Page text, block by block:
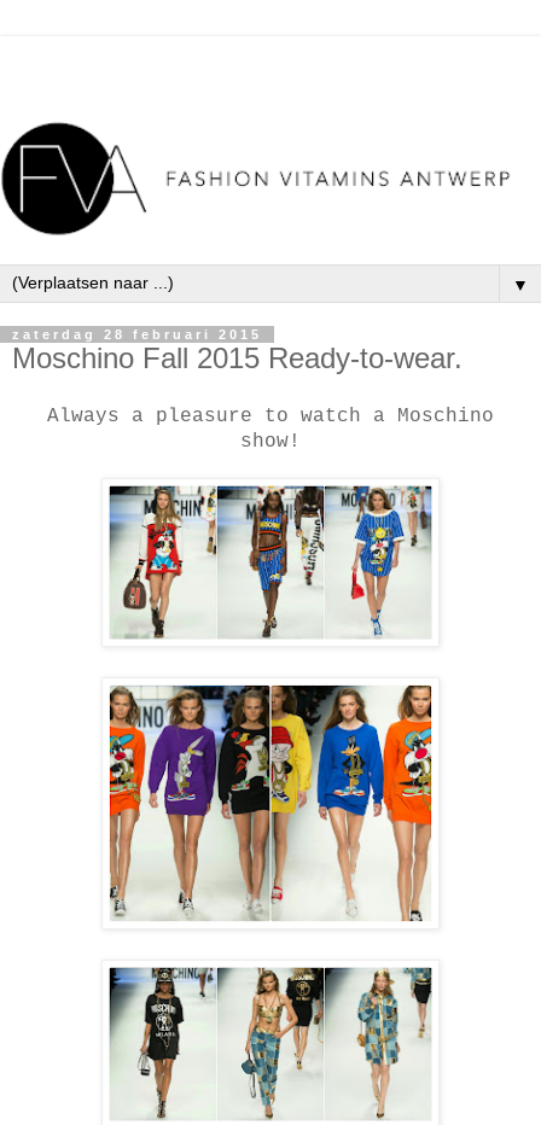
▼
zaterdag 28 februari 2015
Moschino Fall 2015 Ready-to-wear.
Always a pleasure to watch a Moschino
show!